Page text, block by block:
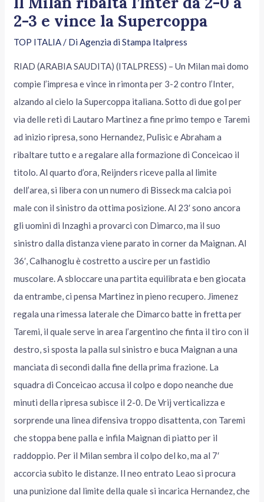
2-3 e vince la Supercoppa
TOP ITALIA/ DiAgenzia di Stampa Italpress
RIAD (ARABIA SAUDITA) (ITALPRESS) – Un Milan mai domo
compie l’impresa e vince in rimonta per 3-2 contro l’Inter,
alzando al cielo la Supercoppa italiana. Sotto di due gol per
via delle reti di Lautaro Martinez a fine primo tempo e Taremi
ad inizio ripresa, sono Hernandez, Pulisic e Abraham a
ribaltare tutto e a regalare alla formazione di Conceicao il
titolo. Al quarto d’ora, Reijnders riceve palla al limite
dell’area, si libera con un numero di Bisseck ma calcia poi
male con il sinistro da ottima posizione. Al 23′ sono ancora
gli uomini di Inzaghi a provarci con Dimarco, ma il suo
sinistro dalla distanza viene parato in corner da Maignan. Al
36′, Calhanoglu è costretto a uscire per un fastidio
muscolare. A sbloccare una partita equilibrata e ben giocata
da entrambe, ci pensa Martinez in pieno recupero. Jimenez
regala una rimessa laterale che Dimarco batte in fretta per
Taremi, il quale serve in area l’argentino che finta il tiro con il
destro, si sposta la palla sul sinistro e buca Maignan a una
manciata di secondi dalla fine della prima frazione. La
squadra di Conceicao accusa il colpo e dopo neanche due
minuti della ripresa subisce il 2-0. De Vrij verticalizza e
sorprende una linea difensiva troppo disattenta, con Taremi
che stoppa bene palla e infila Maignan di piatto per il
raddoppio. Per il Milan sembra il colpo del ko, ma al 7′
accorcia subito le distanze. Il neo entrato Leao si procura
una punizione dal limite della quale si incarica Hernandez, che